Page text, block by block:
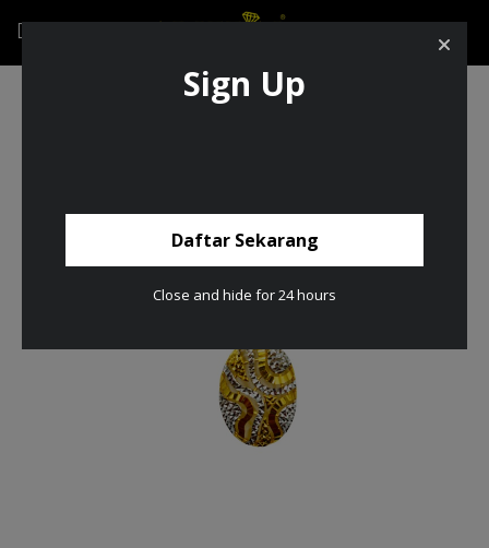
Loket Kerawang Emas dan Chrome 916/22K
Sign Up
Daftar Sekarang
Close and hide for 24 hours